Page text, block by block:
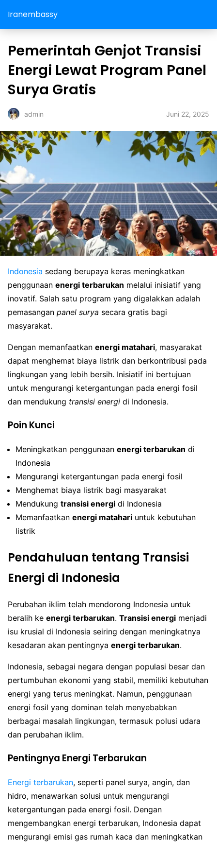
Iranembassy
Pemerintah Genjot Transisi
Energi Lewat Program Panel
Surya Gratis
admin Juni 22, 2025
Indonesia sedang berupaya keras meningkatkan
penggunaan energi terbarukan melalui inisiatif yang
inovatif. Salah satu program yang digalakkan adalah
pemasangan panel surya secara gratis bagi
masyarakat.
Dengan memanfaatkan energi matahari, masyarakat
dapat menghemat biaya listrik dan berkontribusi pada
lingkungan yang lebih bersih. Inisiatif ini bertujuan
untuk mengurangi ketergantungan pada energi fosil
dan mendukung transisi energi di Indonesia.
Poin Kunci
Meningkatkan penggunaan energi terbarukan di
Indonesia
Mengurangi ketergantungan pada energi fosil
Menghemat biaya listrik bagi masyarakat
Mendukung transisi energi di Indonesia
Memanfaatkan energi matahari untuk kebutuhan
listrik
Pendahuluan tentang Transisi
Energi di Indonesia
Perubahan iklim telah mendorong Indonesia untuk
beralih ke energi terbarukan. Transisi energi menjadi
isu krusial di Indonesia seiring dengan meningkatnya
kesadaran akan pentingnya energi terbarukan.
Indonesia, sebagai negara dengan populasi besar dan
pertumbuhan ekonomi yang stabil, memiliki kebutuhan
energi yang terus meningkat. Namun, penggunaan
energi fosil yang dominan telah menyebabkan
berbagai masalah lingkungan, termasuk polusi udara
dan perubahan iklim.
Pentingnya Energi Terbarukan
Energi terbarukan, seperti panel surya, angin, dan
hidro, menawarkan solusi untuk mengurangi
ketergantungan pada energi fosil. Dengan
mengembangkan energi terbarukan, Indonesia dapat
mengurangi emisi gas rumah kaca dan meningkatkan